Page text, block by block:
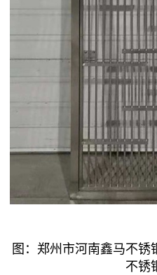
图：郑州市河南鑫马不
不锈